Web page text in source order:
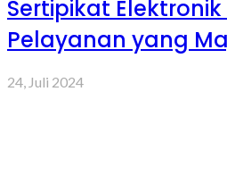
Sertipikat
Pelayanan yang
24, Juli 2024